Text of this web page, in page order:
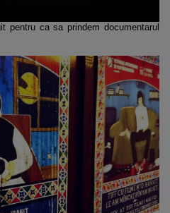
pentru ca sa prindem documentarul